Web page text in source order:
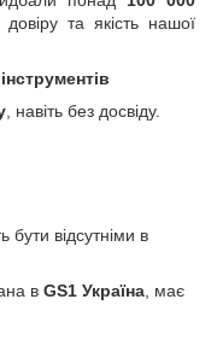
та якість нашої
, навіть без досвіду.
відсутніми в
в GS1 Україна , має